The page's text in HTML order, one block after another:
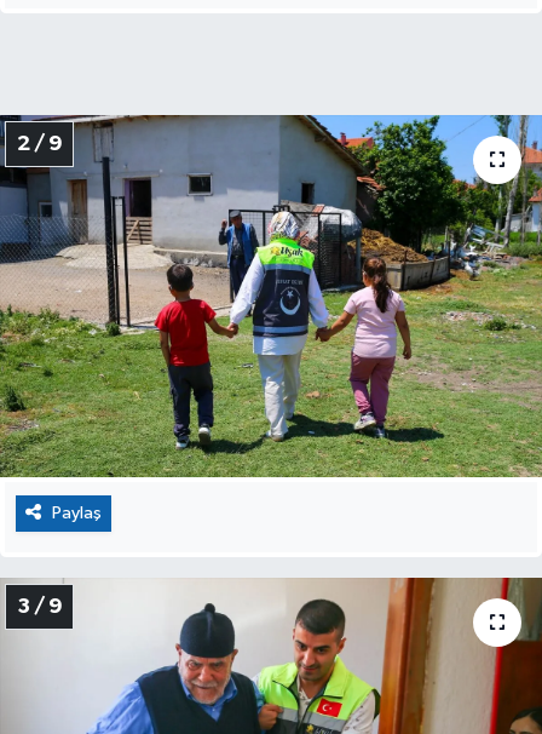
2 / 9
Paylaş
3 / 9